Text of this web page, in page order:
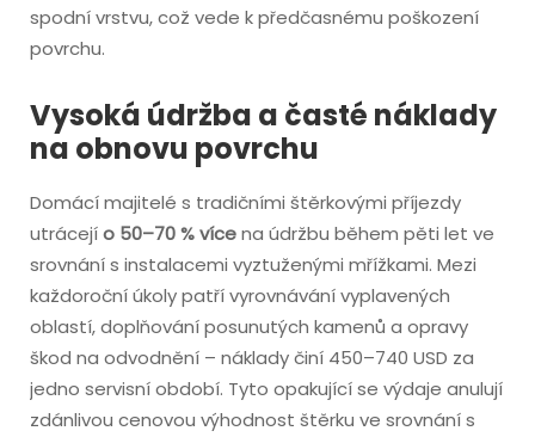
spodní vrstvu, což vede k předčasnému poškození
povrchu.
Vysoká údržba a časté náklady
na obnovu povrchu
Domácí majitelé s tradičními štěrkovými příjezdy
utrácejío 50–70 % vícena údržbu během pěti let ve
srovnání s instalacemi vyztuženými mřížkami. Mezi
každoroční úkoly patří vyrovnávání vyplavených
oblastí, doplňování posunutých kamenů a opravy
škod na odvodnění – náklady činí 450–740 USD za
jedno servisní období. Tyto opakující se výdaje anulují
zdánlivou cenovou výhodnost štěrku ve srovnání s